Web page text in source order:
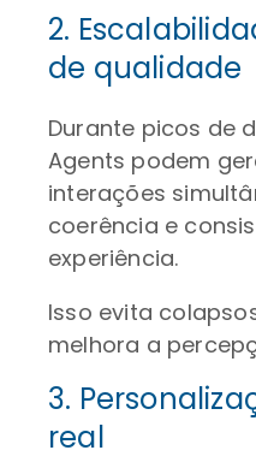
2.
de qualidade
Durante picos de
Agents podem
interações
coerência e
experiência.
Isso evita
melhora a
3.
real